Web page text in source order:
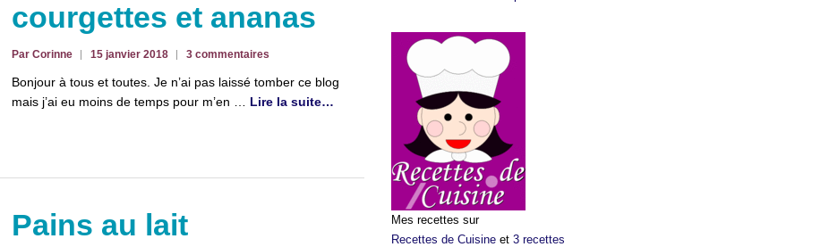
courgettes et ananas
Par Corinne 15 janvier 2018 3 commentaires
Bonjour à tous et toutes. Je n’ai pas laissé tomber ce blog
mais j’ai eu moins de temps pour m’en … Lire la suite…
Pains au lait
Mes recettes sur
Recettes de Cuisineet 3 recettes